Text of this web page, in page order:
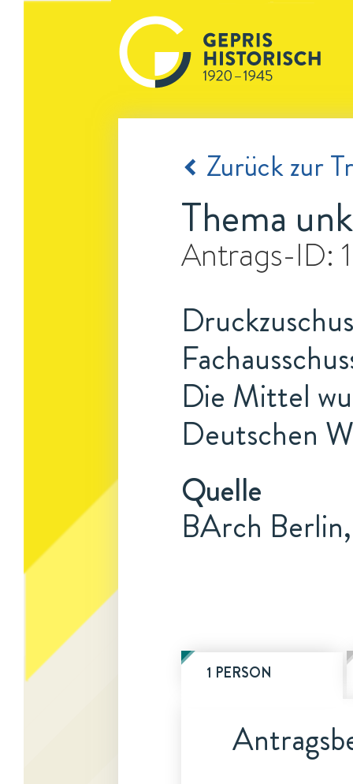
Zurück zur
Thema
Antrags-ID:
Die Mittel
Deutschen
Quelle
BArch
1 PERSON